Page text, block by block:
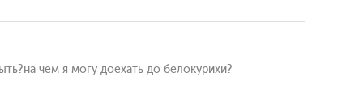
чем я могу доехать до белокурихи?